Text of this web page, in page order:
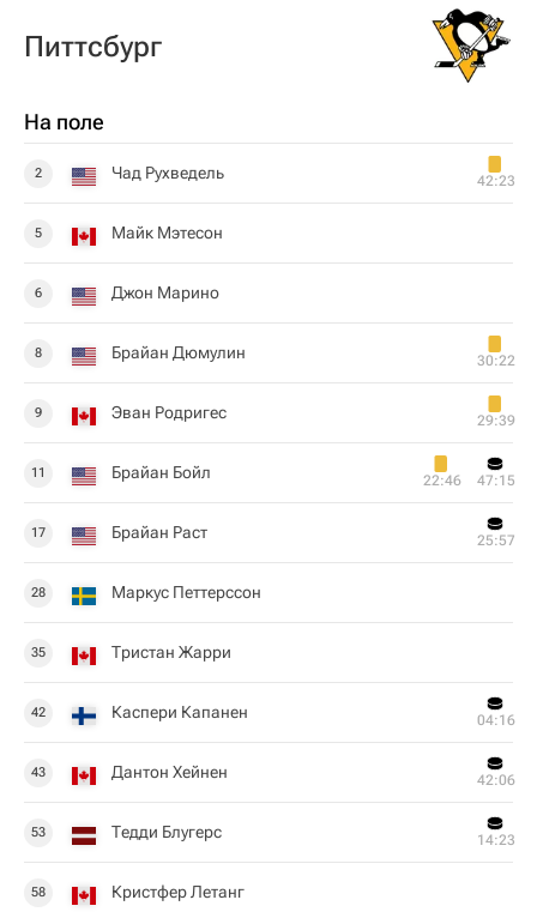
Питтсбург
На поле
2 Чад Рухведель 42:23
5 Майк Мэтесон
6 Джон Марино
8 Брайан Дюмулин 30:22
9 Эван Родригес 29:39
11 Брайан Бойл 22:46 47:15
17 Брайан Раст 25:57
28 Маркус Петтерссон
35 Тристан Жарри
42 Каспери Капанен 04:16
43 Дантон Хейнен 42:06
53 Тедди Блугерс 14:23
58 Кристфер Летанг